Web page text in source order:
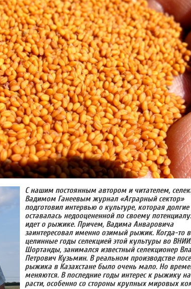
С нашим постоянным автором и читателем,
Вадимом Ганеевым журнал «Аграрный сектор»
подготовил интервью о культуре, которая
оставалась недооцененной по своему
идет о рыжике. Причем, Вадима Анваровича
заинтересовал именно озимый рыжик. Когда-то в
целинные годы селекцией этой культуры во
Шортанды, занимался известный селекционер
Петрович Кузьмин. В реальном производстве
рыжика в Казахстане было очень мало. Но
меняются. В последние годы интерес к рыжику
расти, особенно со стороны крупных мировых